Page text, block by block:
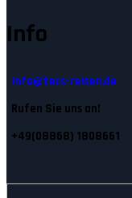
Info
Info@tecs-reisen.de
Rufen Sie uns an!
+49(08868) 1808661